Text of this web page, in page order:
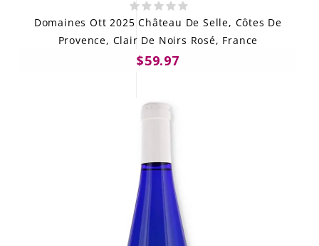
Domaines Ott 2025 Château De Selle, Côtes De
Provence, Clair De Noirs Rosé, France
$59.97